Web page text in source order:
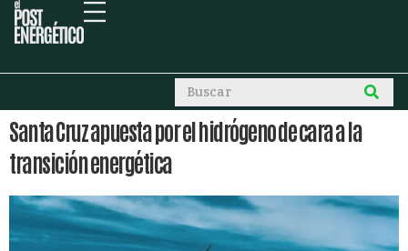
Santa Cruz apuesta por el hidrógeno de cara a la
transición energética